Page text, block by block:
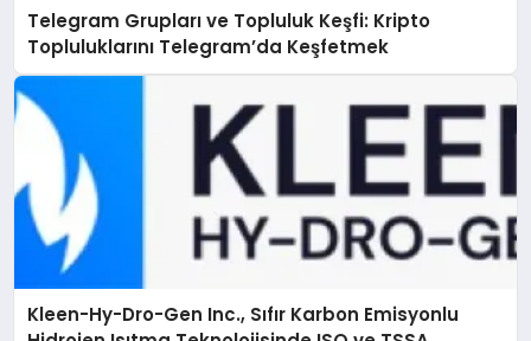
Telegram Grupları ve Topluluk Keşfi: Kripto
Topluluklarını Telegram’da Keşfetmek
Kleen-Hy-Dro-Gen Inc., Sıfır Karbon Emisyonlu